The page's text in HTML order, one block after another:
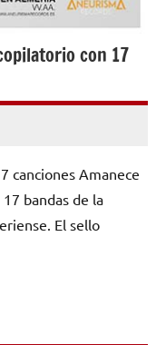
con 17
canciones Amanece
bandas de la
El sello